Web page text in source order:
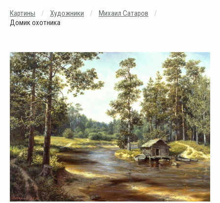
Картины Художники
Михаил Сатаров
Домик охотника